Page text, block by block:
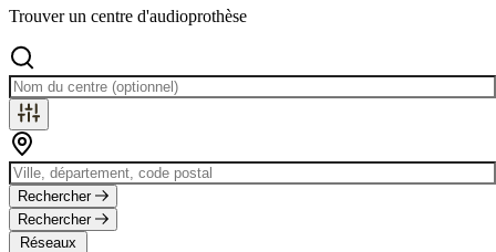
Trouver un centre d'audioprothèse
Rechercher
Rechercher
Réseaux